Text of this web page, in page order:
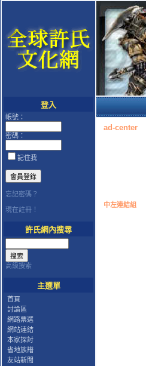
登入
帳號：
密碼：
記住我
忘記密碼？
現在註冊！
許氏網內搜尋
高級搜索
主選單
首頁
討論區
網路票選
網站連結
本家探討
省地族譜
友站新聞
ad-center
中左連結組